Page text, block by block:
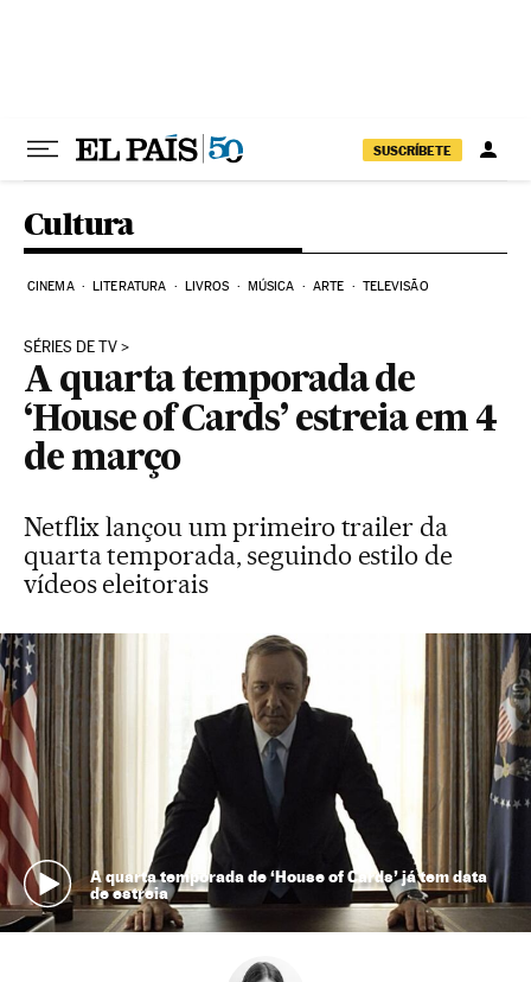
SUSCRÍBETE
Cultura
CINEMA LITERATURA LIVROS MÚSICA ARTE TELEVISÃO
SÉRIES DE TV
A quarta temporada de
‘House of Cards’ estreia em 4
de março
Netflix lançou um primeiro trailer da
quarta temporada, seguindo estilo de
vídeos eleitorais
A quarta temporada de ‘House of Cards’ já tem data
de estreia